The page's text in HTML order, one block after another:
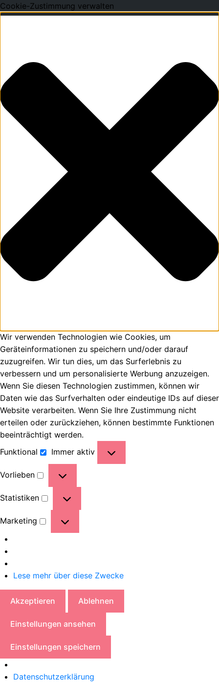
Cookie-Zustimmung verwalten
Wir verwenden Technologien wie Cookies, um
Geräteinformationen zu speichern und/oder darauf
zuzugreifen. Wir tun dies, um das Surferlebnis zu
verbessern und um personalisierte Werbung anzuzeigen.
Wenn Sie diesen Technologien zustimmen, können wir
Daten wie das Surfverhalten oder eindeutige IDs auf dieser
Website verarbeiten. Wenn Sie Ihre Zustimmung nicht
erteilen oder zurückziehen, können bestimmte Funktionen
beeinträchtigt werden.
Funktional
Immer aktiv
Vorlieben
Statistiken
Marketing
Lese mehr über diese Zwecke
Akzeptieren Ablehnen
Einstellungen ansehen
Einstellungen speichern
Datenschutzerklärung